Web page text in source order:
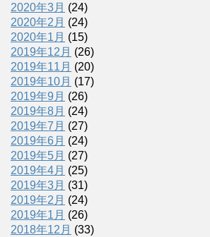
2020年3月 (24)
2020年2月 (24)
2020年1月 (15)
2019年12月 (26)
2019年11月 (20)
2019年10月 (17)
2019年9月 (26)
2019年8月 (24)
2019年7月 (27)
2019年6月 (24)
2019年5月 (27)
2019年4月 (25)
2019年3月 (31)
2019年2月 (24)
2019年1月 (26)
2018年12月 (33)